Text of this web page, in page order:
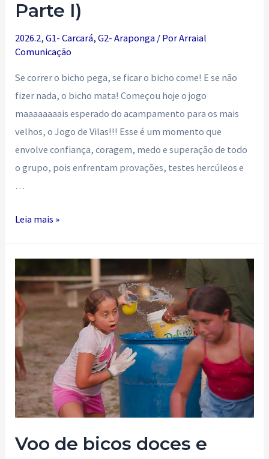
Parte I)
2026.2,G1- Carcará,G2- Araponga / PorArraial
Comunicação
Se correr o bicho pega, se ficar o bicho come! E se não
fizer nada, o bicho mata! Começou hoje o jogo
maaaaaaaais esperado do acampamento para os mais
velhos, o Jogo de Vilas!!! Esse é um momento que
envolve confiança, coragem, medo e superação de todo
o grupo, pois enfrentam provações, testes hercúleos e
…
Pega,
come
(Vilas
Parte
I)
Leia mais »
Voo de bicos doces e